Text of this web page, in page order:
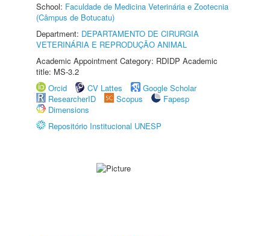
School: Faculdade de Medicina Veterinária e Zootecnia
(Câmpus de Botucatu)
Department: DEPARTAMENTO DE CIRURGIA
VETERINÁRIA E REPRODUÇÃO ANIMAL
Academic Appointment Category: RDIDP Academic
title: MS-3.2
Orcid
CV Lattes
Google Scholar
ResearcherID
Scopus
Fapesp
Dimensions
Repositório Institucional UNESP